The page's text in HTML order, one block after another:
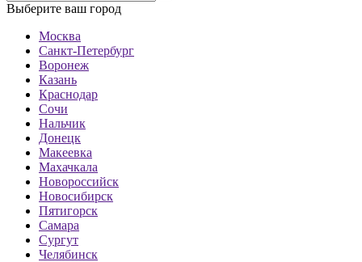
Выберите ваш город
Москва
Санкт-Петербург
Воронеж
Казань
Краснодар
Сочи
Нальчик
Донецк
Макеевка
Махачкала
Новороссийск
Новосибирск
Пятигорск
Самара
Сургут
Челябинск